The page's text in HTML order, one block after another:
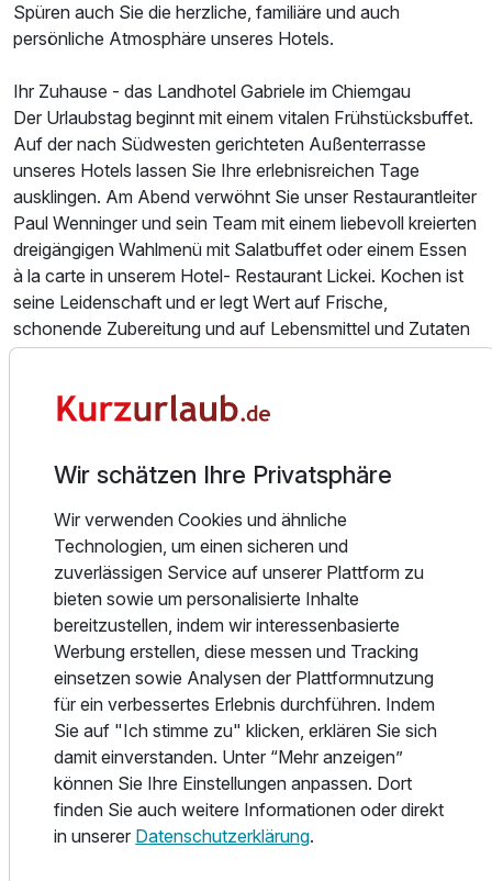
Für 6 Tage 927,00 €
Doppelzimmer mit Balkon
2 Erwachsene
Ausstattung
Zusatznächte
Für 6 Tage p.P. ab927,00 €
Doppelzimmer mit Balkon / Terrasse
Spüren auch Sie die herzliche, familiäre und auch
persönliche Atmosphäre unseres Hotels.
Ihr Zuhause - das Landhotel Gabriele im Chiemgau
Der Urlaubstag beginnt mit einem vitalen Frühstücksbuffet.
Auf der nach Südwesten gerichteten Außenterrasse
unseres Hotels lassen Sie Ihre erlebnisreichen Tage
ausklingen. Am Abend verwöhnt Sie unser Restaurantleiter
Paul Wenninger und sein Team mit einem liebevoll kreierten
dreigängigen Wahlmenü mit Salatbuffet oder einem Essen
à la carte in unserem Hotel- Restaurant Lickei. Kochen ist
seine Leidenschaft und er legt Wert auf Frische,
schonende Zubereitung und auf Lebensmittel und Zutaten
aus dem Chiemgau. Heraus kommen Gerichte von
gehobenen internationalen Küche.
Das Hotel Gabriele ist Ihr Zuhause in der Nähe des
bayerischen Meeres. Unterwössen liegt zwischen dem
Chiemsee (25 km) und dem Nachbarort Reit im Winkl im
oberbayerischen Achental. Das Achental ist ein weites
ehemaliges Gletschertal. Es bietet viele Möglichkeiten zum
Spazierengehen, Radfahren und Langlaufen. Rundherum
steigen die Chiemgauer Alpen auf und ermöglichen
wunderschöne Bergtouren zu Almen und Gipfeln.
Überall finden Sie gepflegte Wanderwege oder
Mountainbikerouten für jeden Geschmack und jeden
Anspruch. Die deutsche Alpenstraße, eine der großen
Ausflugstraßen der Bundesrepublik, führt durch den Ort
und bringt Sie in die deutschen Alpenorte wie Ruhpolding,
Inzell, Berchtesgaden. Das Hotel Gabriele liegt im Ortsteil
Wir schätzen Ihre Privatsphäre
Wir verwenden Cookies und ähnliche
Technologien, um einen sicheren und
zuverlässigen Service auf unserer Plattform zu
bieten sowie um personalisierte Inhalte
bereitzustellen, indem wir interessenbasierte
Werbung erstellen, diese messen und Tracking
einsetzen sowie Analysen der Plattformnutzung
für ein verbessertes Erlebnis durchführen. Indem
Sie auf "Ich stimme zu" klicken, erklären Sie sich
damit einverstanden. Unter “Mehr anzeigen”
können Sie Ihre Einstellungen anpassen. Dort
finden Sie auch weitere Informationen oder direkt
in unserer Datenschutzerklärung.